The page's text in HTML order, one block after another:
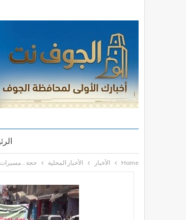
Home الأخبار الأخبار المحلية حجة .. مسيرات